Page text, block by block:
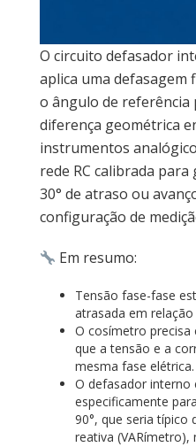
O circuito defasador
aplica uma defasagem
o ângulo de referência
diferença geométrica
instrumentos
rede RC calibrada
30° de atraso ou
configuração de
Em resumo:
Tensão fase-fase
atrasada em
O cosímetro precisa
que a tensão e a
mesma fase elétrica.
O defasador interno
especificamente
90°, que seria típico
reativa